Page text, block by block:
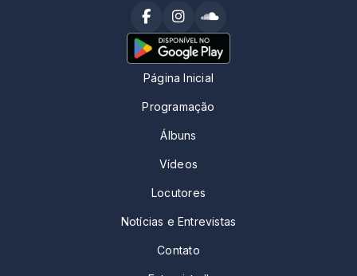
Página Inicial
Programação
Álbuns
Vídeos
Locutores
Notícias e Entrevistas
Contato